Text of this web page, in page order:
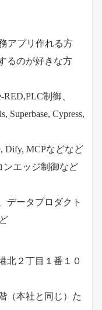
アプリ作れる方
るのが好きな方
RED,PLC制御、
Cypress,
Dify, MCPなどなど
ンエッジ制御など
データプロダクト
北２丁目１番１０
社と同じ）た